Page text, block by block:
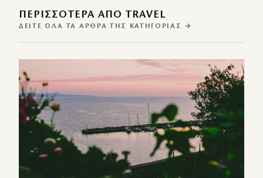
ΠΕΡΙΣΣΌΤΕΡΑ ΑΠΌ TRAVEL
ΔΕΊΤΕ ΌΛΑ ΤΑ ΆΡΘΡΑ ΤΗΣ ΚΑΤΗΓΟΡΊΑΣ →